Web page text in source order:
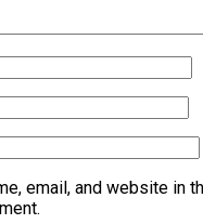
email, and website in